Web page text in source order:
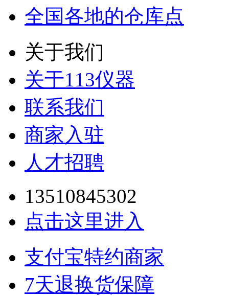
全国各地的仓库点
关于我们
关于113仪器
联系我们
商家入驻
人才招聘
13510845302
点击这里进入
支付宝特约商家
7天退换货保障